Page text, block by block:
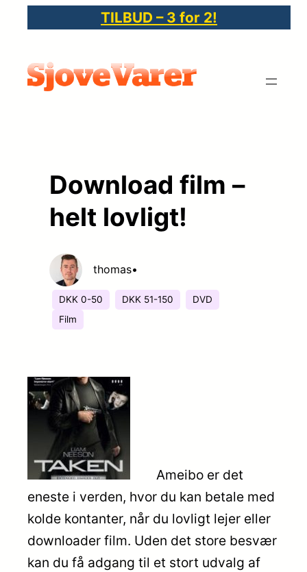
indhold
TILBUD – 3 for 2!
Download film –
helt lovligt!
thomas•
DKK 0-50 DKK 51-150
DVD
Film
Ameibo er det
eneste i verden, hvor du kan betale med
kolde kontanter, når du lovligt lejer eller
downloader film. Uden det store besvær
kan du få adgang til et stort udvalg af